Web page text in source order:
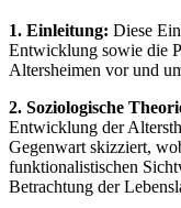
1. Einleitung: Diese
Entwicklung sowie die
Altersheimen vor und
2. Soziologische
Entwicklung der
Gegenwart skizziert,
funktionalistischen
Betrachtung der